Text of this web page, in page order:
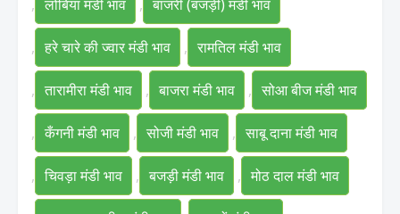
, लोबिया मंडी भाव , बाजरी (बजड़ी) मंडी भाव
, हरे चारे की ज्वार मंडी भाव , रामतिल मंडी भाव
, तारामीरा मंडी भाव , बाजरा मंडी भाव , सोआ बीज मंडी भाव
, कँगनी मंडी भाव , सोजी मंडी भाव , साबू दाना मंडी भाव
, चिवड़ा मंडी भाव , बजड़ी मंडी भाव , मोठ दाल मंडी भाव